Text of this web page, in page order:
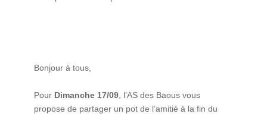
Bonjour à tous,
Pour Dimanche 17/09, l’AS des Baous vous
propose de partager un pot de l’amitié à la fin du